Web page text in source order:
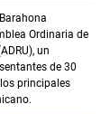
Ordinaria de
un
de 30
principales